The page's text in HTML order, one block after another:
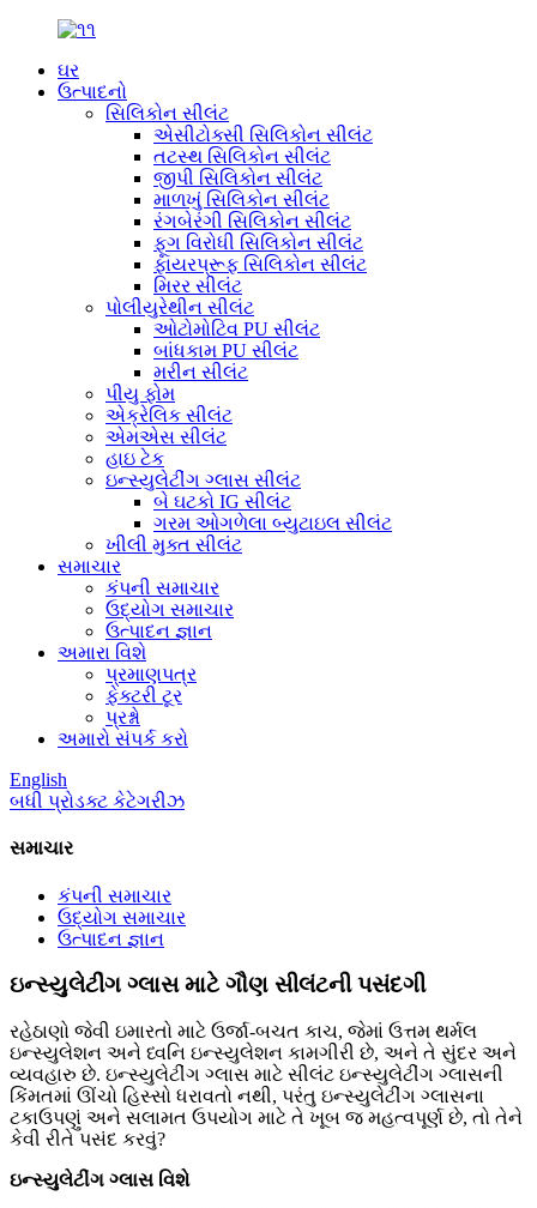
ઘર
ઉત્પાદનો
સિલિકોન સીલંટ
એસીટોક્સી સિલિકોન સીલંટ
તટસ્થ સિલિકોન સીલંટ
જીપી સિલિકોન સીલંટ
માળખું સિલિકોન સીલંટ
રંગબેરંગી સિલિકોન સીલંટ
ફૂગ વિરોધી સિલિકોન સીલંટ
ફાયરપ્રૂફ સિલિકોન સીલંટ
મિરર સીલંટ
પોલીયુરેથીન સીલંટ
ઓટોમોટિવ PU સીલંટ
બાંધકામ PU સીલંટ
મરીન સીલંટ
પીયુ ફોમ
એક્રેલિક સીલંટ
એમએસ સીલંટ
હાઇ ટેક
ઇન્સ્યુલેટીંગ ગ્લાસ સીલંટ
બે ઘટકો IG સીલંટ
ગરમ ઓગળેલા બ્યુટાઇલ સીલંટ
ખીલી મુક્ત સીલંટ
સમાચાર
કંપની સમાચાર
ઉદ્યોગ સમાચાર
ઉત્પાદન જ્ઞાન
અમારા વિશે
પ્રમાણપત્ર
ફેક્ટરી ટૂર
પ્રશ્નો
અમારો સંપર્ક કરો
English
બધી પ્રોડક્ટ કેટેગરીઝ
સમાચાર
કંપની સમાચાર
ઉદ્યોગ સમાચાર
ઉત્પાદન જ્ઞાન
ઇન્સ્યુલેટીંગ ગ્લાસ માટે ગૌણ સીલંટની પસંદગી
રહેઠાણો જેવી ઇમારતો માટે ઉર્જા-બચત કાચ, જેમાં ઉત્તમ થર્મલ
ઇન્સ્યુલેશન અને ધ્વનિ ઇન્સ્યુલેશન કામગીરી છે, અને તે સુંદર અને
વ્યવહારુ છે. ઇન્સ્યુલેટીંગ ગ્લાસ માટે સીલંટ ઇન્સ્યુલેટીંગ ગ્લાસની
કિંમતમાં ઊંચો હિસ્સો ધરાવતો નથી, પરંતુ ઇન્સ્યુલેટીંગ ગ્લાસના
ટકાઉપણું અને સલામત ઉપયોગ માટે તે ખૂબ જ મહત્વપૂર્ણ છે, તો તેને
કેવી રીતે પસંદ કરવું?
ઇન્સ્યુલેટીંગ ગ્લાસ વિશે